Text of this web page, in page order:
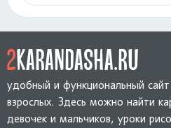
удобный и функциональный
взрослых. Здесь можно найти
девочек и мальчиков, уроки